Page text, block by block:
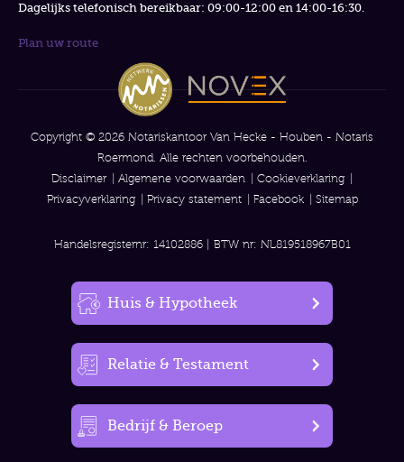
Dagelijks telefonisch bereikbaar: 09:00-12:00 en 14:00-16:30.
Plan uw route
Copyright © 2026 Notariskantoor Van Hecke - Houben - Notaris
Roermond. Alle rechten voorbehouden.
Disclaimer
Algemene voorwaarden
Cookieverklaring
Privacyverklaring
Privacy statement Facebook Sitemap
Handelsregisternr: 14102886 | BTW nr: NL819518967B01
Huis & Hypotheek
Relatie & Testament
Bedrijf & Beroep